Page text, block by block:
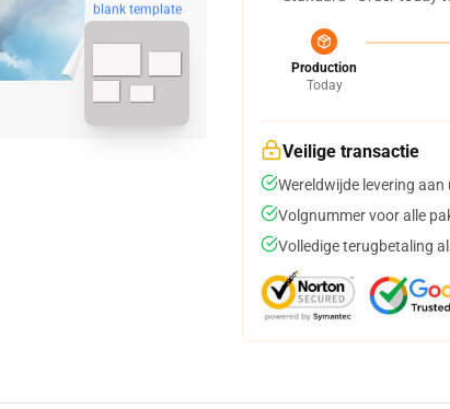
blank template
Production
Today
Veilige transactie
Wereldwijde levering aan
Volgnummer voor alle
Volledige terugbetaling